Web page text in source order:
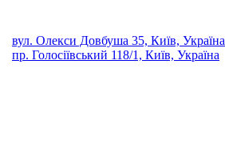
вул. Олекси Довбуша 35, Київ, Україна
пр. Голосіївський 118/1, Київ, Україна